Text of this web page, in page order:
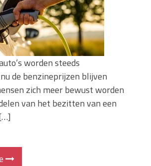
worden steeds
de benzineprijzen blijven
zich meer bewust worden
van het bezitten van een